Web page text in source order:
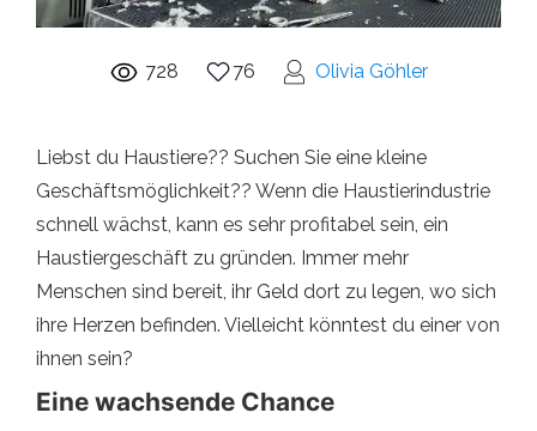
728 76 Olivia Göhler
Liebst du Haustiere?? Suchen Sie eine kleine
Geschäftsmöglichkeit?? Wenn die Haustierindustrie
schnell wächst, kann es sehr profitabel sein, ein
Haustiergeschäft zu gründen. Immer mehr
Menschen sind bereit, ihr Geld dort zu legen, wo sich
ihre Herzen befinden. Vielleicht könntest du einer von
ihnen sein?
Eine wachsende Chance